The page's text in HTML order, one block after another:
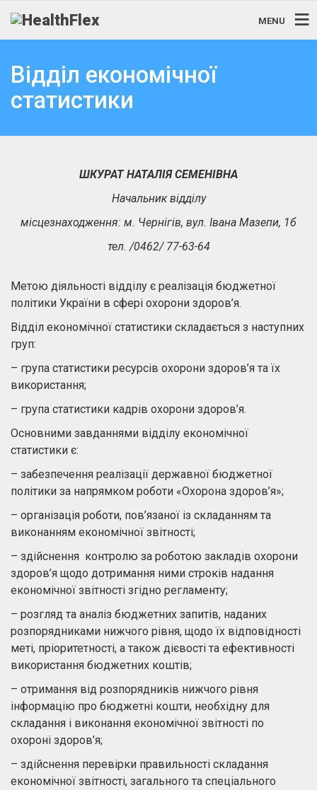
MENU
Відділ економічної
статистики
ШКУРАТ НАТАЛІЯ СЕМЕНІВНА
Начальник відділу
місцезнаходження: м. Чернігів, вул. Івана Мазепи, 1б
тел. /0462/ 77-63-64
Метою діяльності відділу є реалізація бюджетної
політики України в сфері охорони здоров’я.
Відділ економічної статистики складається з наступних
груп:
– група статистики ресурсів охорони здоров’я та їх
використання;
– група статистики кадрів охорони здоров’я.
Основними завданнями відділу економічної
статистики є:
– забезпечення реалізації державної бюджетної
політики за напрямком роботи «Охорона здоров’я»;
– організація роботи, пов’язаної із складанням та
виконанням економічної звітності;
– здійснення контролю за роботою закладів охорони
здоров’я щодо дотримання ними строків надання
економічної звітності згідно регламенту;
– розгляд та аналіз бюджетних запитів, наданих
розпорядниками нижчого рівня, щодо їх відповідності
меті, пріоритетності, а також дієвості та ефективності
використання бюджетних коштів;
– отримання від розпорядників нижчого рівня
інформацію про бюджетні кошти, необхідну для
складання і виконання економічної звітності по
охороні здоров’я;
– здійснення перевірки правильності складання
економічної звітності, загального та спеціального